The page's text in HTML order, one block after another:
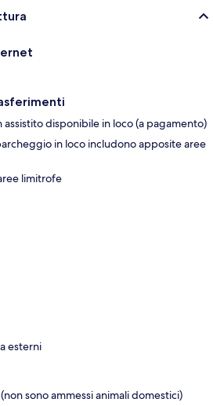
assistito disponibile in loco (a pagamento)
in loco includono apposite aree
limitrofe
esterni
sono ammessi animali domestici)